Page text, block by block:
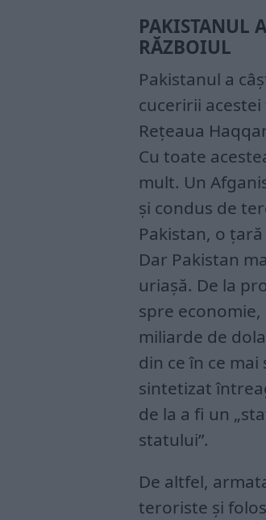
PAKISTANUL
RĂZBOIUL
Pakistanul a
cuceririi
Rețeaua
Cu toate
mult. Un
și condus de
Pakistan, o
Dar Pakistan
uriașă. De la
spre
miliarde de
din ce în ce
sintetizat
de la a fi un
statului”.
De altfel,
teroriste și